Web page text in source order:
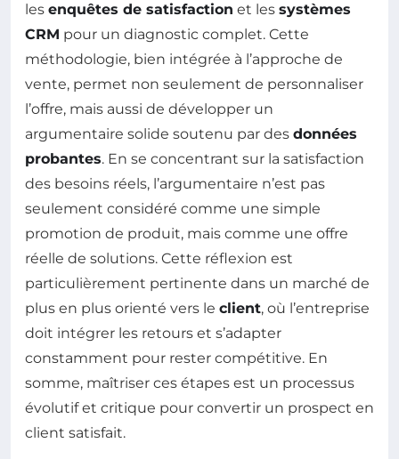
les enquêtes de satisfaction et les systèmes
CRM pour un diagnostic complet. Cette
méthodologie, bien intégrée à l’approche de
vente, permet non seulement de personnaliser
l’offre, mais aussi de développer un
argumentaire solide soutenu par des données
probantes. En se concentrant sur la satisfaction
des besoins réels, l’argumentaire n’est pas
seulement considéré comme une simple
promotion de produit, mais comme une offre
réelle de solutions. Cette réflexion est
particulièrement pertinente dans un marché de
plus en plus orienté vers le client, où l’entreprise
doit intégrer les retours et s’adapter
constamment pour rester compétitive. En
somme, maîtriser ces étapes est un processus
évolutif et critique pour convertir un prospect en
client satisfait.